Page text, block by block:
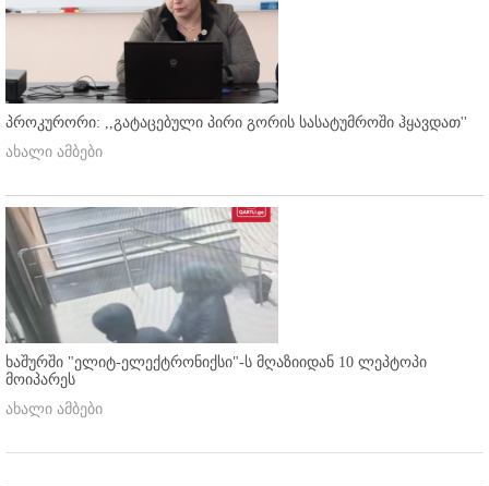
პროკურორი: ,,გატაცებული პირი გორის სასატუმროში ჰყავდათ''
ახალი ამბები
ხაშურში "ელიტ-ელექტრონიქსი"-ს მღაზიიდან 10 ლეპტოპი
მოიპარეს
ახალი ამბები